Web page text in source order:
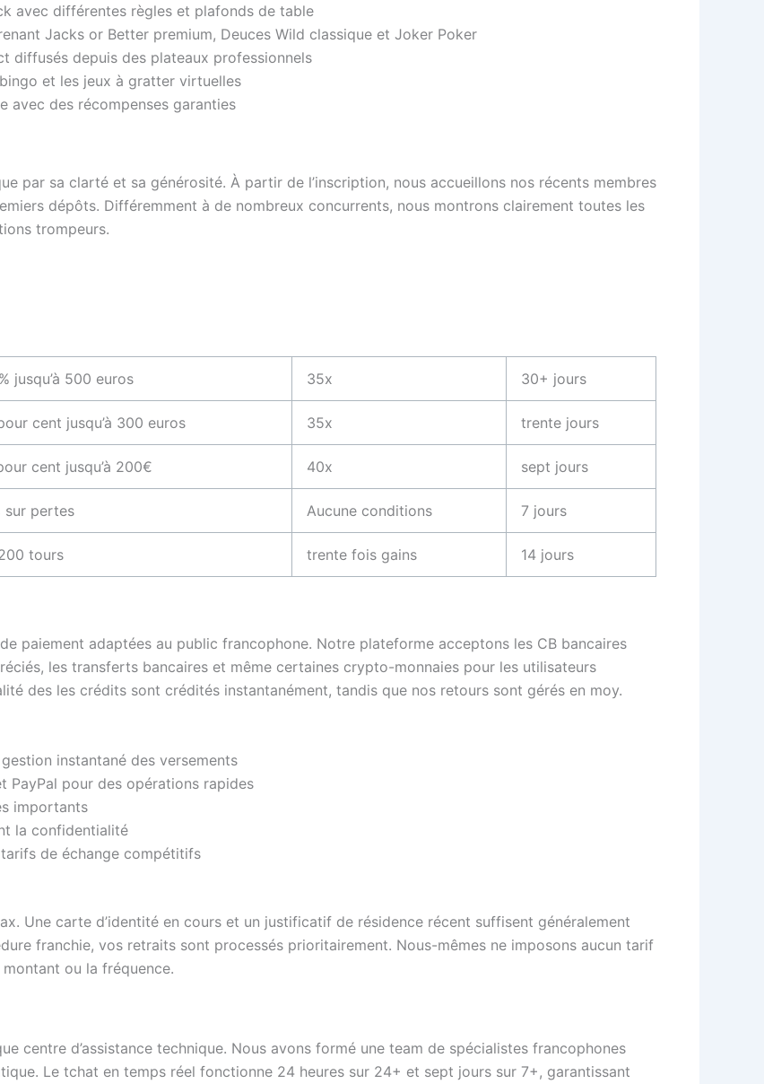
avec différentes règles et plafonds de table
Jacks or Better premium, Deuces Wild classique et Joker Poker
diffusés depuis des plateaux professionnels
et les jeux à gratter virtuelles
avec des récompenses garanties
par sa clarté et sa générosité. À partir de l’inscription, nous accueillons nos récents membres
dépôts. Différemment à de nombreux concurrents, nous montrons clairement toutes les
trompeurs.
jusqu’à 500 euros 35x 30+ jours
cent jusqu’à 300 euros 35x trente jours
cent jusqu’à 200€ 40x sept jours
sur pertes Aucune conditions 7 jours
tours trente fois gains 14 jours
paiement adaptées au public francophone. Notre plateforme acceptons les CB bancaires
les transferts bancaires et même certaines crypto-monnaies pour les utilisateurs
des les crédits sont crédités instantanément, tandis que nos retours sont gérés en moy.
instantané des versements
PayPal pour des opérations rapides
importants
la confidentialité
de échange compétitifs
Une carte d’identité en cours et un justificatif de résidence récent suffisent généralement
franchie, vos retraits sont processés prioritairement. Nous-mêmes ne imposons aucun tarif
ou la fréquence.
centre d’assistance technique. Nous avons formé une team de spécialistes francophones
Le tchat en temps réel fonctionne 24 heures sur 24+ et sept jours sur 7+, garantissant